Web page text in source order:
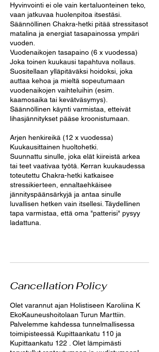
Hyvinvointi ei ole vain kertaluonteinen teko,
vaan jatkuvaa huolenpitoa itsestäsi.
Säännöllinen Chakra-hetki pitää stressitasot
matalina ja energiat tasapainossa ympäri
vuoden.
Vuodenaikojen tasapaino (6 x vuodessa)
Joka toinen kuukausi tapahtuva nollaus.
Suositellaan ylläpitäväksi hoidoksi, joka
auttaa kehoa ja mieltä sopeutumaan
vuodenaikojen vaihteluihin (esim.
kaamosaika tai kevätväsymys).
Säännöllinen käynti varmistaa, etteivät
lihasjännitykset pääse kroonistumaan.
Arjen henkireikä (12 x vuodessa)
Kuukausittainen huoltohetki.
Suunnattu sinulle, joka elät kiireistä arkea
tai teet vaativaa työtä. Kerran kuukaudessa
toteutettu Chakra-hetki katkaisee
stressikierteen, ennaltaehkäisee
jännityspäänsärkyjä ja antaa sinulle
luvallisen hetken vain itsellesi. Täydellinen
tapa varmistaa, että oma "patterisi" pysyy
ladattuna.
Cancellation Policy
Olet varannut ajan Holistiseen Karoliina K
EkoKauneushoitolaan Turun Marttiin.
Palvelemme kahdessa tunnelmallisessa
toimipisteessä Kupittaankatu 110 ja
Kupittaankatu 122 . Olet lämpimästi